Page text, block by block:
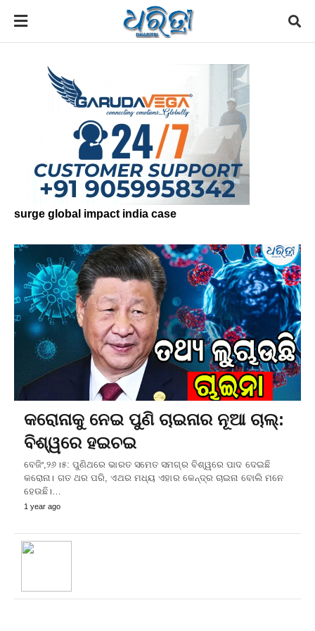
surge global impact india case
କରୋନାକୁ ନେଇ ପୁଣି ଚାଇନାର ନୂଆ ଚାଲ୍‌:
ବିଶ୍ୱରେ ହଇଚଇ
ବେଜିଂ,୨୬।୫: ପୁଣିଥରେ ଭାରତ ସମେତ ସମଗ୍ର ବିଶ୍ୱରେ ପାଦ ଦେଇଛି
କରୋନା। ଗତ ଥର ପରି, ଏଥର ମଧ୍ୟ ଏହାର କେନ୍ଦ୍ର ଚାଇନା ବୋଲି ମନେ
ହେଉଛି।…
1 year ago